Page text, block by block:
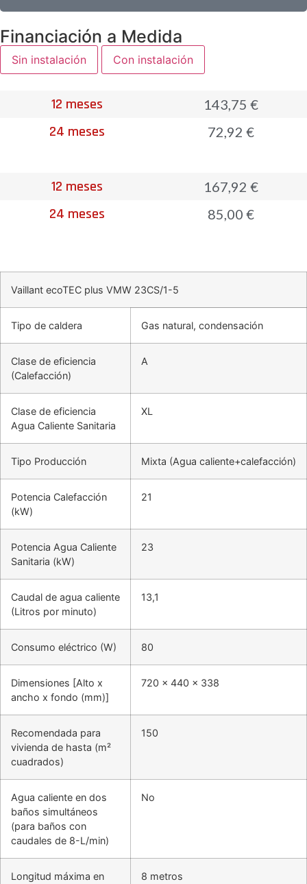
Financiación a Medida
Sin instalación Con instalación
12 meses 143,75 €
24 meses 72,92 €
12 meses 167,92 €
24 meses 85,00 €
Vaillant ecoTEC plus VMW 23CS/1-5
Tipo de caldera Gas natural, condensación
Clase de eficiencia
(Calefacción)
A
Clase de eficiencia
Agua Caliente Sanitaria
XL
Tipo Producción Mixta (Agua caliente+calefacción)
Potencia Calefacción
(kW)
21
Potencia Agua Caliente
Sanitaria (kW)
23
Caudal de agua caliente
(Litros por minuto)
13,1
Consumo eléctrico (W) 80
Dimensiones [Alto x
ancho x fondo (mm)]
720 x 440 x 338
Recomendada para
vivienda de hasta (m²
cuadrados)
150
Agua caliente en dos
baños simultáneos
(para baños con
caudales de 8-L/min)
No
Longitud máxima en 8 metros